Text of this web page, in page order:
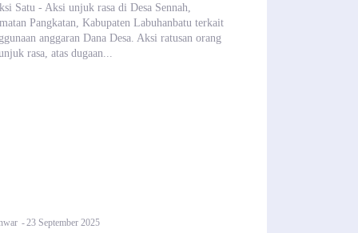
Satu - Aksi unjuk rasa di Desa Sennah,
Pangkatan, Kabupaten Labuhanbatu terkait
anggaran Dana Desa. Aksi ratusan orang
rasa, atas dugaan...
-23 September 2025